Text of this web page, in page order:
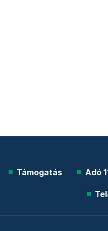
Támogatás Adó